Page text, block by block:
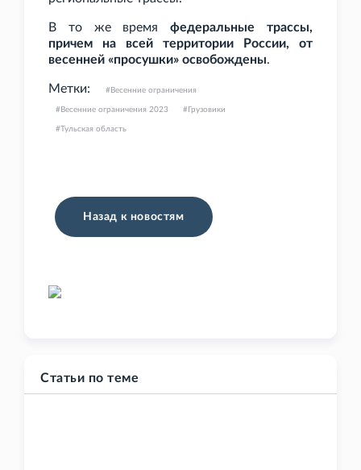
В то же времяфедеральные трассы,
причем на всей территории России, от
весенней «просушки» освобождены.
Метки: Весенние ограничения
Весенние ограничения 2023 Грузовики
Тульская область
Назад к новостям
Статьи по теме